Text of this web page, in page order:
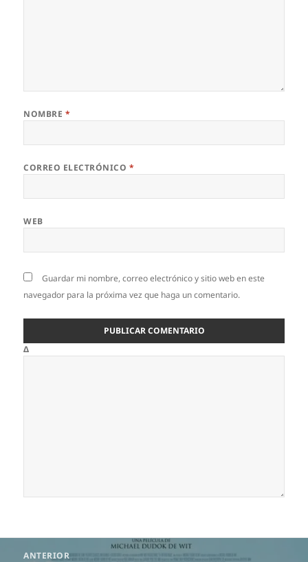
NOMBRE *
CORREO ELECTRÓNICO *
WEB
Guardar mi nombre, correo electrónico y sitio web en este
navegador para la próxima vez que haga un comentario.
Δ
ANTERIOR